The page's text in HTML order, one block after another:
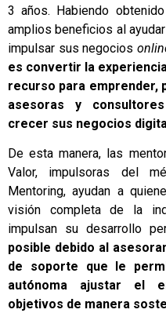
3 años. Habiendo
amplios beneficios al
impulsar sus negocios
es convertir la
recurso para emprender,
asesoras y
crecer sus negocios
De esta manera, las
Valor, impulsoras del
Mentoring, ayudan a
visión completa de la
impulsan su desarrollo
posible debido al
de soporte que le
autónoma ajustar el
objetivos de manera